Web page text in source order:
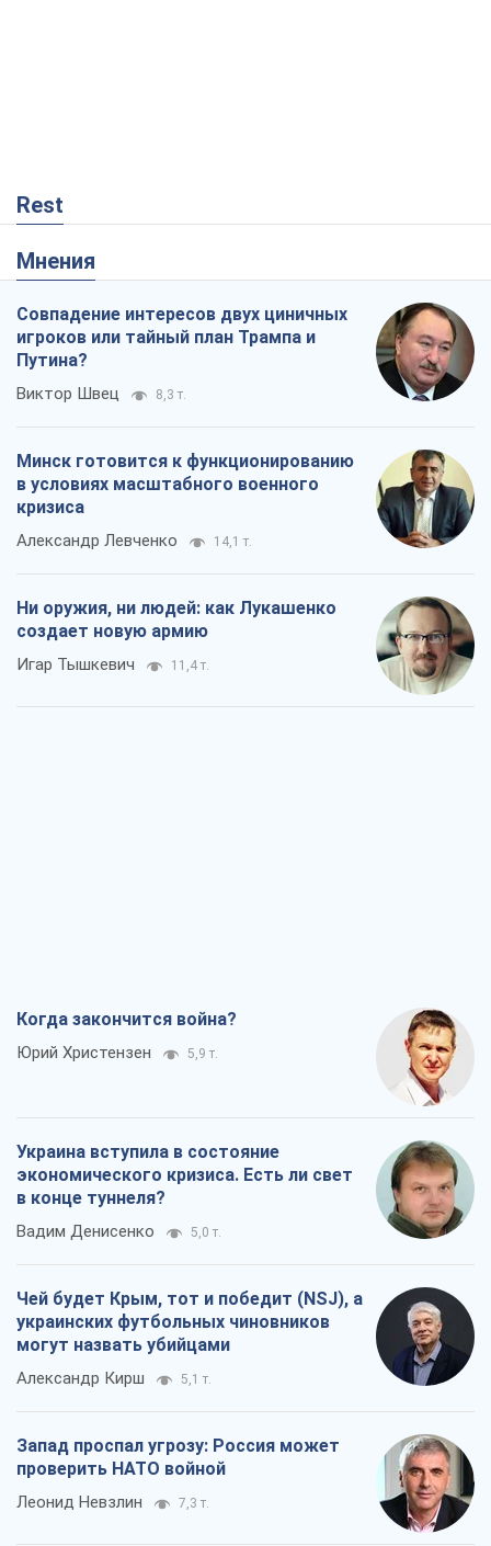
Rest
Мнения
Совпадение интересов двух циничных
игроков или тайный план Трампа и
Путина?
Виктор Швец 8,3 т.
Минск готовится к функционированию
в условиях масштабного военного
кризиса
Александр Левченко 14,1 т.
Ни оружия, ни людей: как Лукашенко
создает новую армию
Игар Тышкевич 11,4 т.
Когда закончится война?
Юрий Христензен 5,9 т.
Украина вступила в состояние
экономического кризиса. Есть ли свет
в конце туннеля?
Вадим Денисенко 5,0 т.
Чей будет Крым, тот и победит (NSJ), а
украинских футбольных чиновников
могут назвать убийцами
Александр Кирш 5,1 т.
Запад проспал угрозу: Россия может
проверить НАТО войной
Леонид Невзлин 7,3 т.